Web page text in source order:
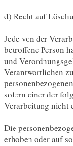
d) Recht auf
Jede von der
betroffene Person
und
Verantwortlichen
sofern einer der
Verarbeitung nicht
Die
erhoben oder auf